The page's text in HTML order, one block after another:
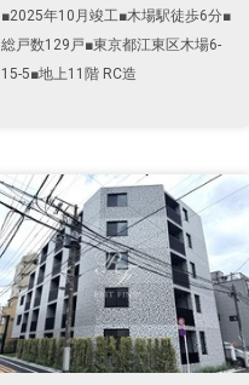
■2025年10月竣工■木場駅徒歩6分■
総戸数129戸■東京都江東区木場6-
15-5■地上11階 RC造